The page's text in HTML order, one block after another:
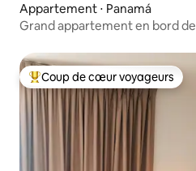
Appartement ⋅ Panamá
Grand appartement en bord
Coups de cœur voyageurs les
Coup de cœur voyageurs